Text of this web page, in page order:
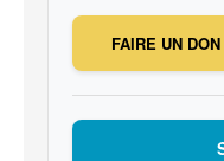
FAIRE UN